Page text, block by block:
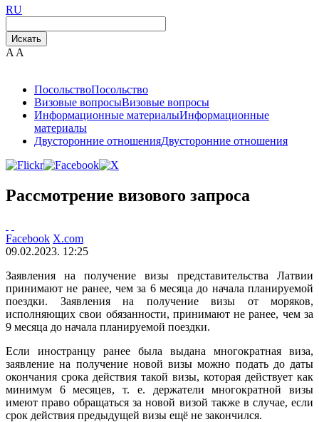
RU
Искать
A A
ПосольствоПосольство
Визовые вопросыВизовые вопросы
Информационные материалыИнформационные
материалы
Двусторонние отношенияДвусторонние отношения
Рассмотрение визового запроса
Facebook X.com
09.02.2023. 12:25
Заявления на получение визы представительства Латвии
принимают не ранее, чем за 6 месяца до начала планируемой
поездки. Заявления на получение визы от моряков,
исполняющих свои обязанности, принимают не ранее, чем за
9 месяца до начала планируемой поездки.
Если иностранцу ранее была выдана многократная виза,
заявление на получение новой визы можно подать до даты
окончания срока действия такой визы, которая действует как
минимум 6 месяцев, т. е. держатели многократной визы
имеют право обращаться за новой визой также в случае, если
срок действия предыдущей визы ещё не закончился.